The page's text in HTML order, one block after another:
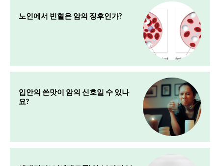
노인에서 빈혈은 암의 징후인가?
입안의 쓴맛이 암의 신호일 수 있나
요?